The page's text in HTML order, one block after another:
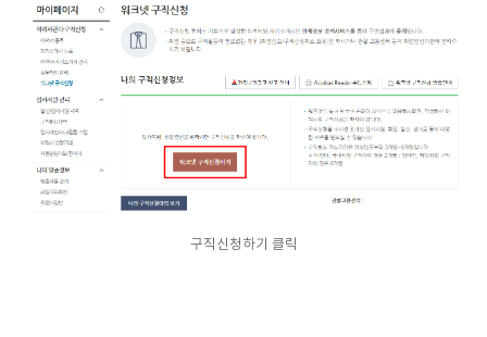
구직신청하기 클릭